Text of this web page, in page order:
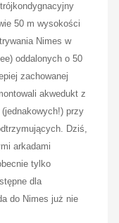
50 m wysokości
Nimes w
oddalonych o 50
zachowanej
akwedukt z
przy
Dziś,
arkadami
tylko
dla
do Nimes już nie